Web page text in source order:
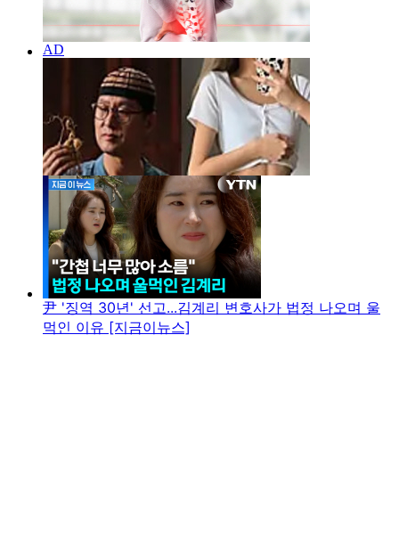
尹 '징역 30년' 선고...김계리 변호사가 법정 나오며 울
먹인 이유 [지금이뉴스]